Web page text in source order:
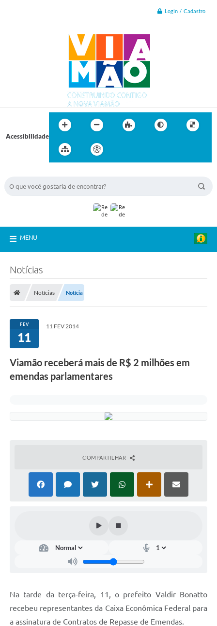
Login / Cadastro
Acessibilidade
MENU
Notícias
Notícias Notícia
FEV
11
11 FEV 2014
Viamão receberá mais de R$ 2 milhões em
emendas parlamentares
COMPARTILHAR
Na tarde da terça-feira, 11, o prefeito Valdir Bonatto
recebeu representantes da Caixa Econômica Federal para
a assinatura de Contratos de Repasse de Emendas.